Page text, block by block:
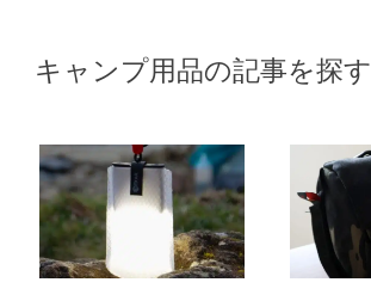
キャンプ用品の記事を探す